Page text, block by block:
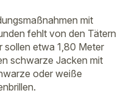
mit
fehlt von den Tätern
sollen etwa 1,80 Meter
schwarze Jacken mit
oder weiße